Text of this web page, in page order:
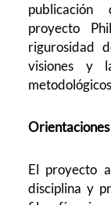
publicación
proyecto
rigurosidad
visiones y
El proyecto
disciplina y